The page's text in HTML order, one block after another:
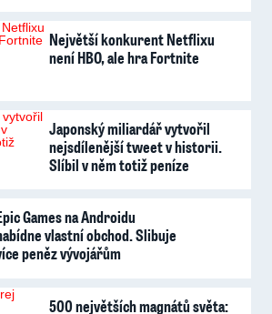
Největší konkurent Netflixu
není HBO, ale hra Fortnite
Japonský miliardář vytvořil
nejsdílenější tweet v historii.
Slíbil v něm totiž peníze
Games na Androidu
vlastní obchod. Slibuje
peněz vývojářům
500 největších magnátů světa: